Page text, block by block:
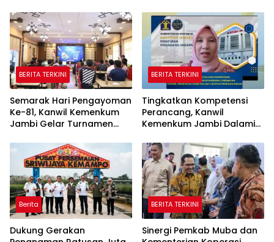
Secara Transparan
BERITA TERKINI
Semarak Hari Pengayoman
Ke-81, Kanwil Kemenkum
Jambi Gelar Turnamen
BERITA TERKINI
Tingkatkan Kompetensi
Perancang, Kanwil
Kemenkum Jambi Dalami
Peraturan Perundang-
undangan
Berita
Dukung Gerakan
BERITA TERKINI
Sinergi Pemkab Muba dan